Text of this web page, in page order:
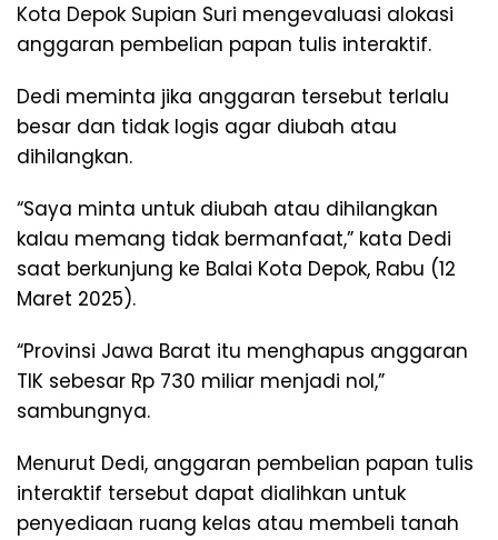
Kota Depok Supian Suri mengevaluasi alokasi
anggaran pembelian papan tulis interaktif.
Dedi meminta jika anggaran tersebut terlalu
besar dan tidak logis agar diubah atau
dihilangkan.
“Saya minta untuk diubah atau dihilangkan
kalau memang tidak bermanfaat,” kata Dedi
saat berkunjung ke Balai Kota Depok, Rabu (12
Maret 2025).
“Provinsi Jawa Barat itu menghapus anggaran
TIK sebesar Rp 730 miliar menjadi nol,”
sambungnya.
Menurut Dedi, anggaran pembelian papan tulis
interaktif tersebut dapat dialihkan untuk
penyediaan ruang kelas atau membeli tanah